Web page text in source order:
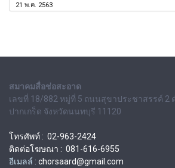
21 พ.ค. 2563
สมาคมสื่อช่อสะอาด
เลขที่ 18/882 หมู่ที่ 5 ถนนสุขาประชาสรรค์ 2
ปากเกร็ด จังหวัดนนทบุรี 11120
โทรศัพท์ : 02-963-2424
ติดต่อโฆษณา : 081-616-6955
อีเมลล์ : chorsaard@gmail.com